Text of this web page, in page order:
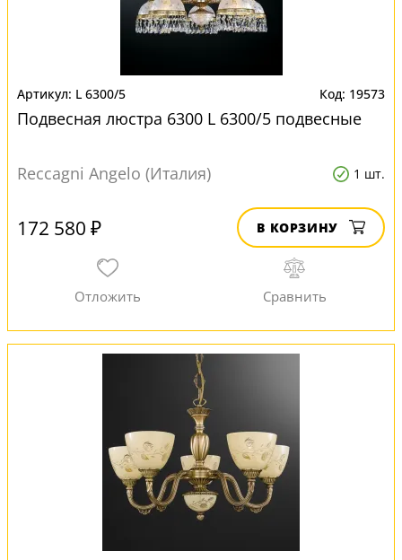
L 6300/5 19573
Подвесная люстра 6300 L 6300/5 подвесные
Reccagni Angelo (Италия) 1 шт.
172 580 ₽ В КОРЗИНУ